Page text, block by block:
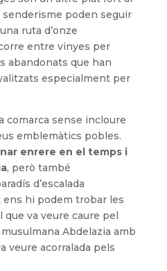
senderisme poden seguir
ruta d’onze
entre vinyes per
abandonats que han
especialment per
comarca sense incloure
emblemàtics pobles.
enrere en el temps i
, però també
d’escalada
hi podem trobar les
que va veure caure pel
Abdelazia amb
veure acorralada pels